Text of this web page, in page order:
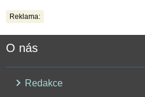
Reklama:
O nás
Redakce